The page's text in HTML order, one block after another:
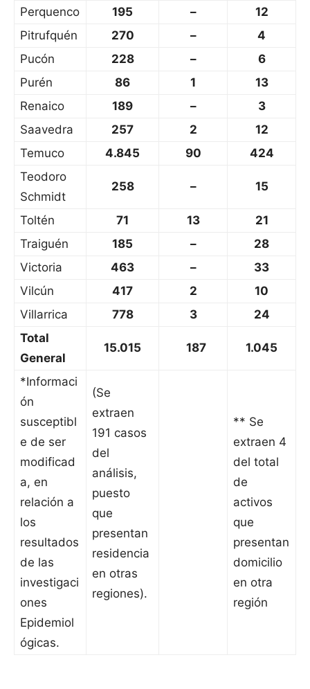
Perquenco 195 –
12
Pitrufquén
270 –
4
Pucón
228 –
6
Purén
86 1
13
Renaico
189 –
3
Saavedra
257 2
12
Temuco
4.845 90
424
Teodoro
Schmidt
258 – 15
Toltén 71 13
21
Traiguén
185 –
28
Victoria
463 –
33
Vilcún
417 2
10
Villarrica
778 3
24
Total
General
15.015 187 1.045
*Informaci
ón
susceptibl
e de ser
modificad
a, en
relación a
los
resultados
de las
investigaci
ones
Epidemiol
ógicas.
(Se
extraen
191 casos
del
análisis,
puesto
que
presentan
residencia
en otras
regiones).
** Se
extraen 4
del total
de
activos
que
presentan
domicilio
en otra
región